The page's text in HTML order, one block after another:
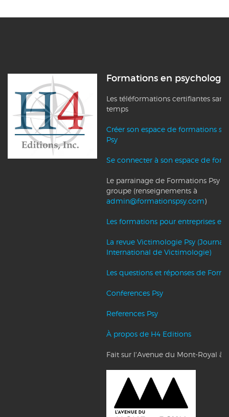
Formations en psychologie
Les téléformations certifiantes
temps
Créer son espace de formations
Psy
Se connecter à son espace de
Le parrainage de Formations Psy
groupe (renseignements à
admin@formationspsy.com)
Les formations pour entreprises et
La revue Victimologie Psy (Journal
International de Victimologie)
Les questions et réponses de
Conferences Psy
References Psy
À propos de H4 Editions
Fait sur l'Avenue du Mont-Royal à